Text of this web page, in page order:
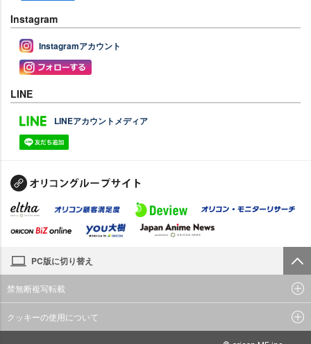
Instagram
Instagramアカウント
LINE
LINEアカウントメディア
PC版に切り替え
禁無断複写転載
クッキーの使用について